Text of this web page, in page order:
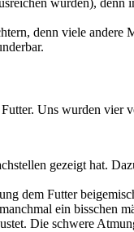
würden),
denn viele
Uns wurden
gezeigt hat.
dem Futter
ein bisschen
Die schwere